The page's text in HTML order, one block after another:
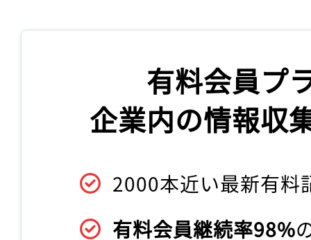
有料会員プ
企業内の情報収
2000本近い最新有料
有料会員継続率98%